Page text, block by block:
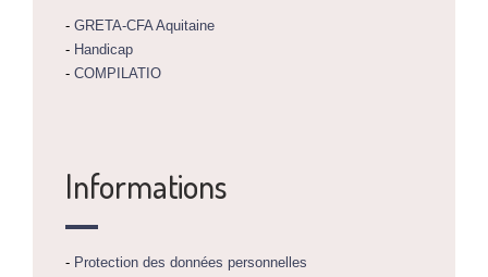
- GRETA-CFA Aquitaine
- Handicap
- COMPILATIO
Informations
- Protection des données personnelles